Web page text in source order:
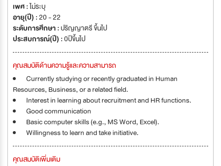
เพศ :ไม่ระบุ
อายุ(ปี) :20 - 22
ระดับการศึกษา :ปริญญาตรี ขึ้นไป
ประสบการณ์(ปี) :0ปีขึ้นไป
คุณสมบัติด้านความรู้และความสามารถ
Currently studying or recently graduated in Human
Resources, Business, or a related field.
Interest in learning about recruitment and HR functions.
Good communication
Basic computer skills (e.g., MS Word, Excel).
Willingness to learn and take initiative.
คุณสมบัติเพิ่มเติม